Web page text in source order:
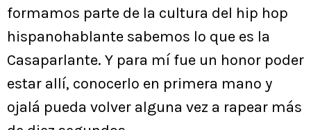
formamos parte de la cultura del hip hop
hispanohablante sabemos lo que es la
Casaparlante. Y para mí fue un honor poder
estar allí, conocerlo en primera mano y
ojalá pueda volver alguna vez a rapear más